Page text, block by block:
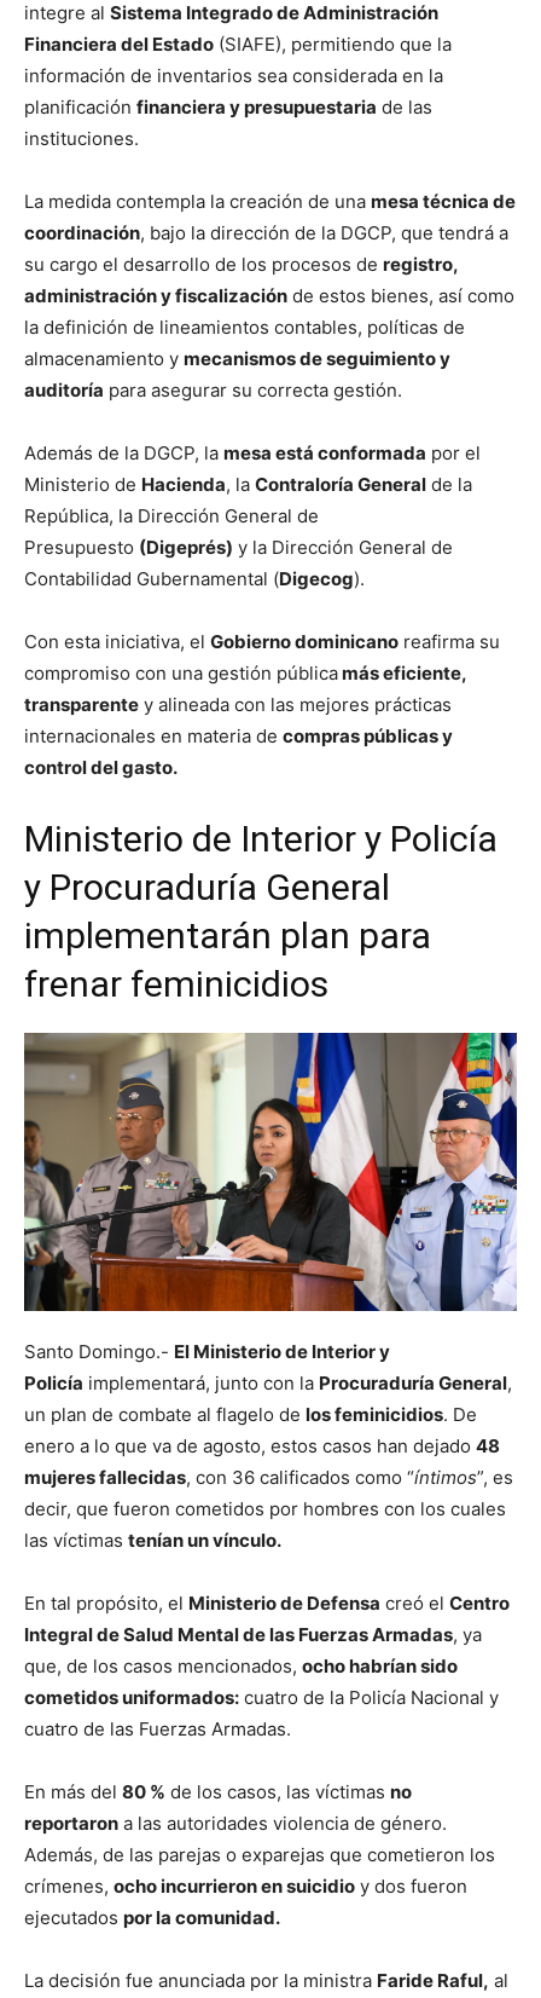
integre al Sistema Integrado de Administración
Financiera del Estado (SIAFE), permitiendo que la
información de inventarios sea considerada en la
planificación financiera y presupuestaria de las
instituciones.
La medida contempla la creación de una mesa técnica de
coordinación, bajo la dirección de la DGCP, que tendrá a
su cargo el desarrollo de los procesos de registro,
administración y fiscalización de estos bienes, así como
la definición de lineamientos contables, políticas de
almacenamiento y mecanismos de seguimiento y
auditoría para asegurar su correcta gestión.
Además de la DGCP, la mesa está conformada por el
Ministerio de Hacienda, la Contraloría General de la
República, la Dirección General de
Presupuesto (Digeprés) y la Dirección General de
Contabilidad Gubernamental (Digecog).
Con esta iniciativa, el Gobierno dominicano reafirma su
compromiso con una gestión públicamás eficiente,
transparente y alineada con las mejores prácticas
internacionales en materia de compras públicas y
control del gasto.
Ministerio de Interior y Policía
y Procuraduría General
implementarán plan para
frenar feminicidios
Santo Domingo.- El Ministerio de Interior y
Policía implementará, junto con la Procuraduría General,
un plan de combate al flagelo de los feminicidios. De
enero a lo que va de agosto, estos casos han dejado 48
mujeres fallecidas, con 36 calificados como “íntimos”, es
decir, que fueron cometidos por hombres con los cuales
las víctimas tenían un vínculo.
En tal propósito, el Ministerio de Defensa creó el Centro
Integral de Salud Mental de las Fuerzas Armadas, ya
que, de los casos mencionados, ocho habrían sido
cometidos uniformados: cuatro de la Policía Nacional y
cuatro de las Fuerzas Armadas.
En más del 80 % de los casos, las víctimas no
reportaron a las autoridades violencia de género.
Además, de las parejas o exparejas que cometieron los
crímenes, ocho incurrieron en suicidio y dos fueron
ejecutados por la comunidad.
La decisión fue anunciada por la ministra Faride Raful, al